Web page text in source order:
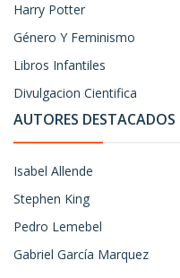
Harry Potter
Género Y Feminismo
Libros Infantiles
Divulgacion Cientifica
AUTORES DESTACADOS
Isabel Allende
Stephen King
Pedro Lemebel
Gabriel García Marquez